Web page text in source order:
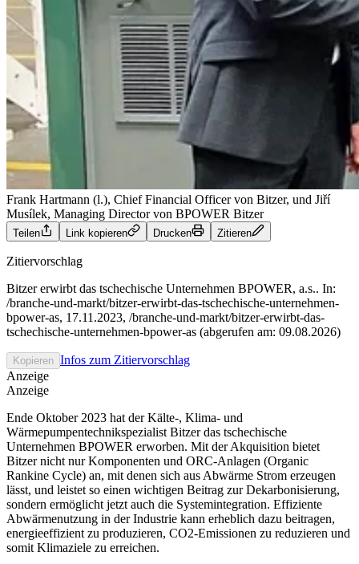
Frank Hartmann (l.), Chief Financial Officer von Bitzer, und Jiří
Musílek, Managing Director von BPOWER Bitzer
Teilen Link kopieren Drucken Zitieren
Zitiervorschlag
Bitzer erwirbt das tschechische Unternehmen BPOWER, a.s.. In:
/branche-und-markt/bitzer-erwirbt-das-tschechische-unternehmen-
bpower-as, 17.11.2023, /branche-und-markt/bitzer-erwirbt-das-
tschechische-unternehmen-bpower-as (abgerufen am: 09.08.2026)
Kopieren Infos zum Zitiervorschlag
Anzeige
Anzeige
Ende Oktober 2023 hat der Kälte-, Klima- und
Wärmepumpentechnikspezialist Bitzer das tschechische
Unternehmen BPOWER erworben. Mit der Akquisition bietet
Bitzer nicht nur Komponenten und ORC-Anlagen (Organic
Rankine Cycle) an, mit denen sich aus Abwärme Strom erzeugen
lässt, und leistet so einen wichtigen Beitrag zur Dekarbonisierung,
sondern ermöglicht jetzt auch die Systemintegration. Effiziente
Abwärmenutzung in der Industrie kann erheblich dazu beitragen,
energieeffizient zu produzieren, CO2-Emissionen zu reduzieren und
somit Klimaziele zu erreichen.